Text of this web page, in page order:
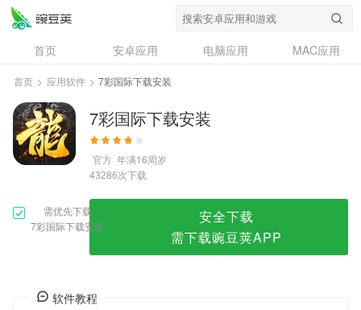
首页 安卓应用 电脑应用
MAC应用
资讯
专题
问答
首页 > 应用软件 > 7彩国际下载安装
7彩国际下载安装
官方 年满16周岁
43286次下载
需优先下载
7彩国际下载安装
安全下载
需下载豌豆荚APP
软件教程